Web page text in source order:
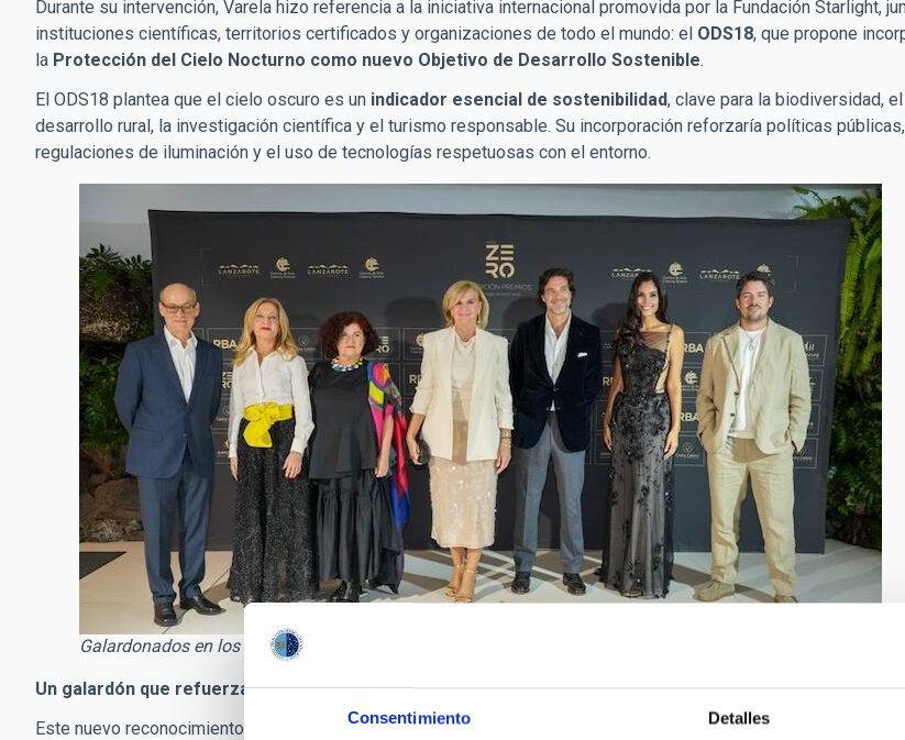
Consentimiento Detalles
Durante su intervención, Varela hizo referencia a la iniciativa internacional promovida por la Fundación Starlight,
instituciones científicas, territorios certificados y organizaciones de todo el mundo: el ODS18, que propone
la Protección del Cielo Nocturno como nuevo Objetivo de Desarrollo Sostenible.
El ODS18 plantea que el cielo oscuro es un indicador esencial de sostenibilidad, clave para la biodiversidad, el
desarrollo rural, la investigación científica y el turismo responsable. Su incorporación reforzaría políticas públicas,
regulaciones de iluminación y el uso de tecnologías respetuosas con el entorno.
Galardonados en los Premios Azul Zero. Crédito: EP
Un galardón que refuerza una misión global
Este nuevo reconocimiento pone en valor la trayectoria de Antonia Varela y el papel de laFundación Starlight